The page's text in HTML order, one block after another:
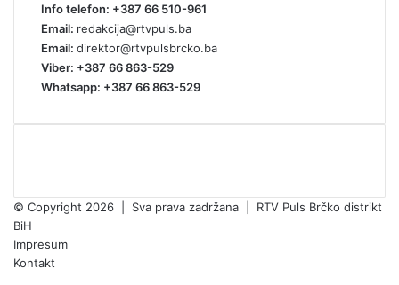
Info telefon: +387 66 510-961
Email: redakcija@rtvpuls.ba
Email: direktor@rtvpulsbrcko.ba
Viber: +387 66 863-529
Whatsapp: +387 66 863-529
© Copyright 2026 | Sva prava zadržana | RTV Puls Brčko distrikt
BiH
Impresum
Kontakt